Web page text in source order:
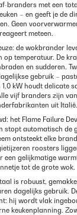
branders met een
– en geeft je de
Geen
meteen.
de wokbrander
op temperatuur. De
en sudderen.
gebruik –
kW houdt delicate
vijf branders zijn
uit Italië.
het Flame Failure
stopt automatisch de
ontsteekt elke
roosters
een gelijkmatige
tot de grote wok.
is robuust,
dagelijks gebruik.
hij wordt vlak
keukenplanning.